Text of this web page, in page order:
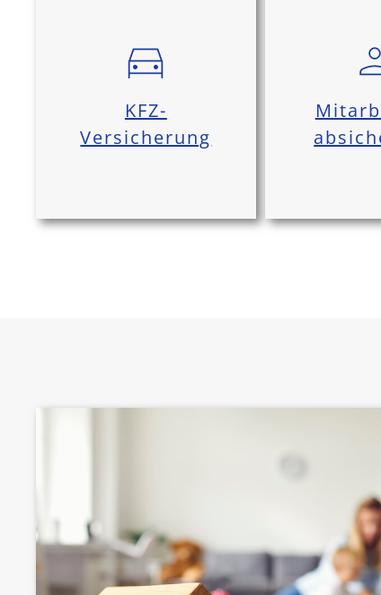
KFZ-
Versicherung